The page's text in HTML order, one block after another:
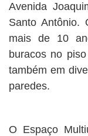
Avenida
Santo Antônio.
mais de 10
buracos no
também em
paredes.
O Espaço